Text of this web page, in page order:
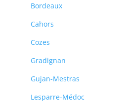
Bordeaux
Cahors
Cozes
Gradignan
Gujan-Mestras
Lesparre-Médoc